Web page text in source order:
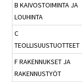
B KAIVOSTOIMINTA JA
LOUHINTA
C
TEOLLISUUSTUOTTEET
F RAKENNUKSET JA
RAKENNUSTYÖT